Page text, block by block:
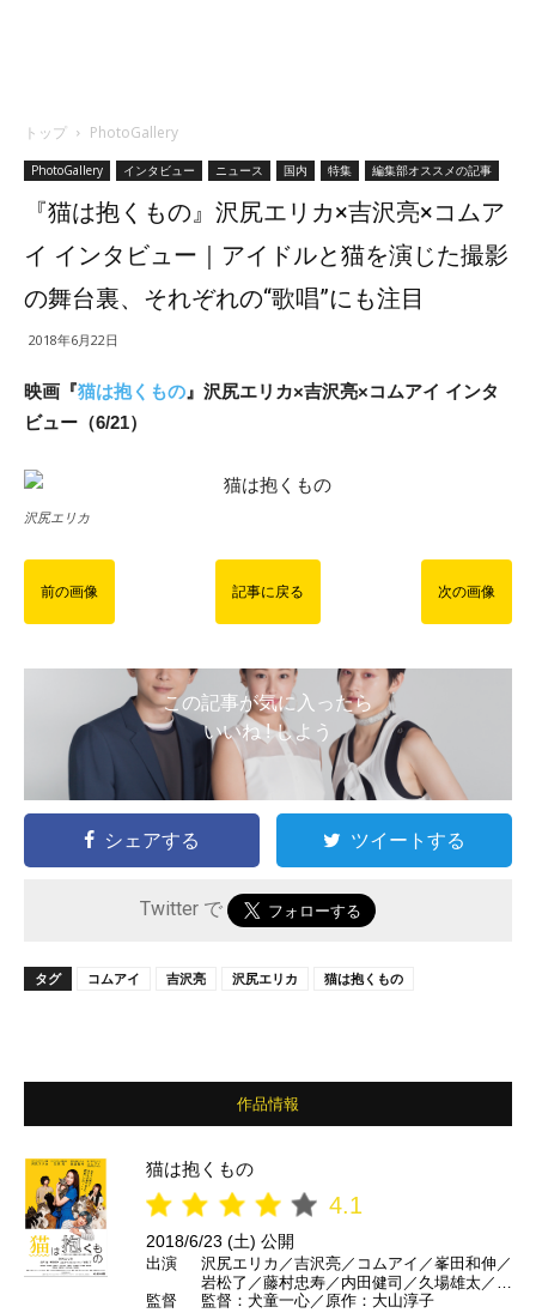
トップ PhotoGallery
PhotoGallery インタビュー ニュース 国内 特集 編集部オススメの記事
『猫は抱くもの』沢尻エリカ×吉沢亮×コムア
イ インタビュー｜アイドルと猫を演じた撮影
の舞台裏、それぞれの“歌唱”にも注目
2018年6月22日
映画『猫は抱くもの 』沢尻エリカ×吉沢亮×コムアイ インタ
ビュー（6/21）
沢尻エリカ
前の画像 記事に戻る 次の画像
この記事が気に入ったら
いいね ! しよう
シェアする ツイートする
Twitter で
タグ コムアイ 吉沢亮 沢尻エリカ 猫は抱くもの
作品情報
猫は抱くもの
4.1
2018/6/23 (土) 公開
出演
沢尻エリカ／吉沢亮／コムアイ／峯田和伸／
岩松了／藤村忠寿／内田健司／久場雄太／今
井久美子／小林涼子／林田岬優／木下愛華／
監督 監督：犬童一心／原作：大山淳子